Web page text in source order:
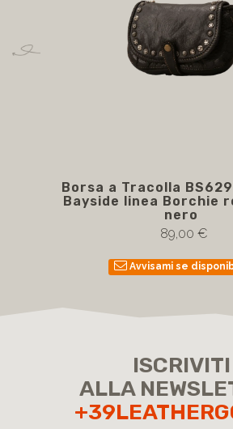
Borsa a Tracolla BS629
Bayside linea Borchie
nero
89,00 €
Avvisami se
ISCRIVITI
ALLA